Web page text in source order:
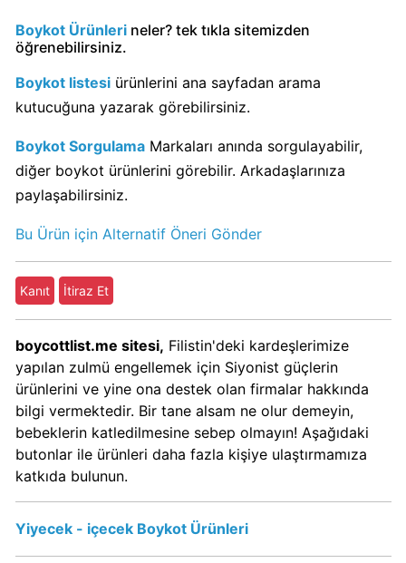
mu?
Doritos
Kimin
Sahibi
Papa
John's
Boykot
mu?
Papa
John's
Kimin
Kim?
Perrier
İsraile
Destek
Veriyor
Dost
Boykot Ürünleri neler? tek tıkla sitemizden
öğrenebilirsiniz.
Boykot listesi ürünlerini ana sayfadan arama
kutucuğuna yazarak görebilirsiniz.
Boykot Sorgulama Markaları anında sorgulayabilir,
diğer boykot ürünlerini görebilir. Arkadaşlarınıza
paylaşabilirsiniz.
Bu Ürün için Alternatif Öneri Gönder
Kanıt İtiraz Et
boycottlist.me sitesi, Filistin'deki kardeşlerimize
yapılan zulmü engellemek için Siyonist güçlerin
ürünlerini ve yine ona destek olan firmalar hakkında
bilgi vermektedir. Bir tane alsam ne olur demeyin,
bebeklerin katledilmesine sebep olmayın! Aşağıdaki
butonlar ile ürünleri daha fazla kişiye ulaştırmamıza
katkıda bulunun.
Yiyecek - içecek Boykot Ürünleri